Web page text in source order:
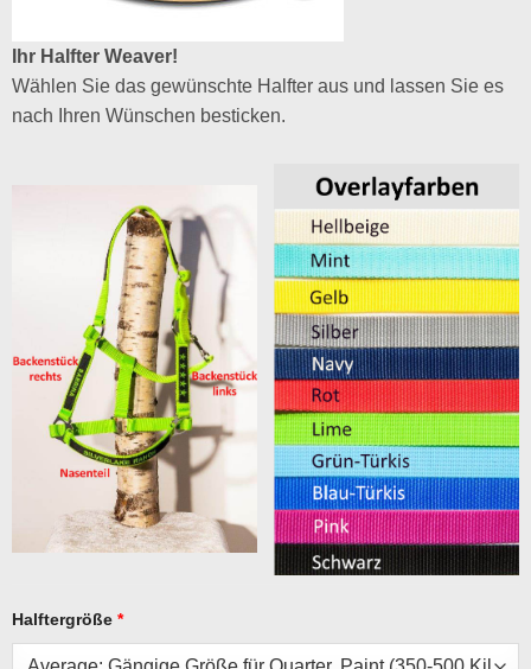
Ihr Halfter Weaver!
Wählen Sie das gewünschte Halfter aus und lassen Sie es
nach Ihren Wünschen besticken.
Halftergröße*